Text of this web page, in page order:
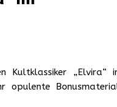
Kultklassiker „Elvira“
opulente